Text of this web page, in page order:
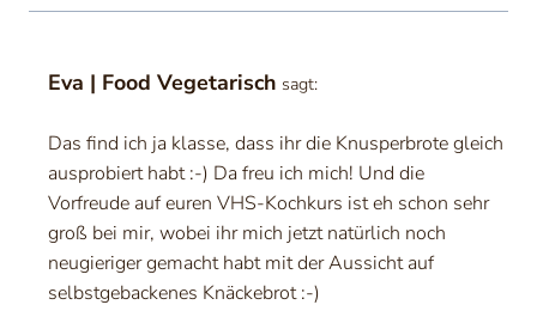
Eva | Food Vegetarisch sagt:
Das find ich ja klasse, dass ihr die Knusperbrote gleich
ausprobiert habt :-) Da freu ich mich! Und die
Vorfreude auf euren VHS-Kochkurs ist eh schon sehr
groß bei mir, wobei ihr mich jetzt natürlich noch
neugieriger gemacht habt mit der Aussicht auf
selbstgebackenes Knäckebrot :-)